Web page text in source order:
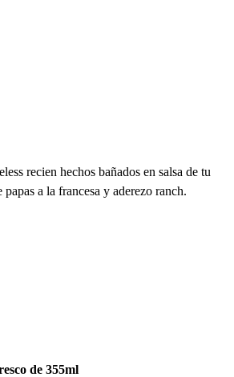
recien hechos bañados en salsa de tu
a la francesa y aderezo ranch.
de 355ml